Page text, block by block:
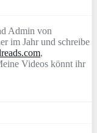
Admin von
im Jahr und schreibe
,
Videos könnt ihr